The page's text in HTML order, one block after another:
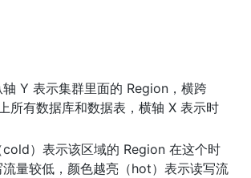
Y 表示集群里面的 Region，横跨
所有数据库和数据表，横轴 X 表示时
cold）表示该区域的 Region 在这个时
流量较低，颜色越亮（hot）表示读写流